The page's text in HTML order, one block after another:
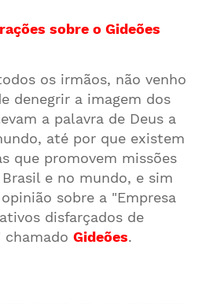
sobre o Gideões
os irmãos, não venho
denegrir a imagem dos
a palavra de Deus a
até por que existem
que promovem missões
e no mundo, e sim
sobre a "Empresa
disfarçados de
Gideões.